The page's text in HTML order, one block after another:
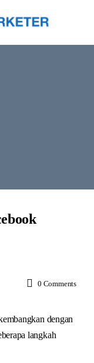
0 Comments
dengan
langkah